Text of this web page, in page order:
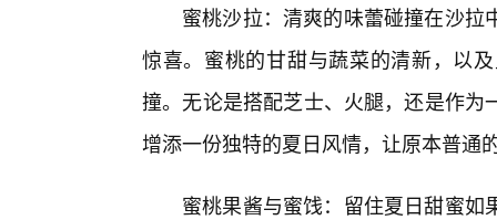
蜜桃沙拉：清爽的味蕾碰撞在沙
惊喜。蜜桃的甘甜与蔬菜的清新，以
撞。无论是搭配芝士、火腿，还是作
增添一份独特的夏日风情，让原本普通
蜜桃果酱与蜜饯：留住夏日甜蜜